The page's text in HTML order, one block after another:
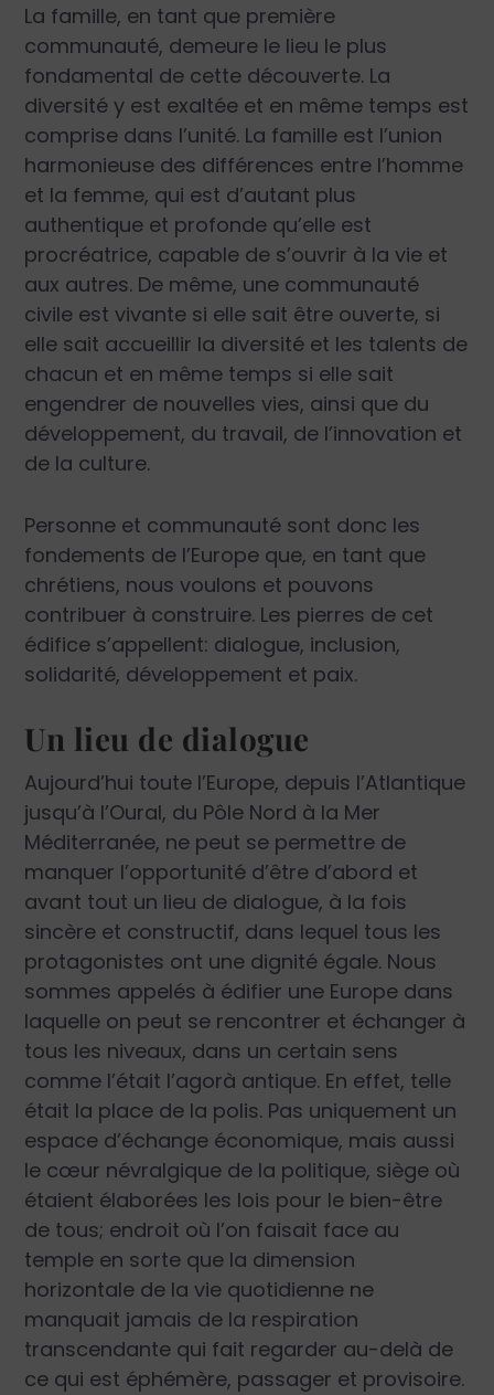
La famille, en tant que première
communauté, demeure le lieu le plus
fondamental de cette découverte. La
diversité y est exaltée et en même temps est
comprise dans l’unité. La famille est l’union
harmonieuse des différences entre l’homme
et la femme, qui est d’autant plus
authentique et profonde qu’elle est
procréatrice, capable de s’ouvrir à la vie et
aux autres. De même, une communauté
civile est vivante si elle sait être ouverte, si
elle sait accueillir la diversité et les talents de
chacun et en même temps si elle sait
engendrer de nouvelles vies, ainsi que du
développement, du travail, de l’innovation et
de la culture.
Personne et communauté sont donc les
fondements de l’Europe que, en tant que
chrétiens, nous voulons et pouvons
contribuer à construire. Les pierres de cet
édifice s’appellent: dialogue, inclusion,
solidarité, développement et paix.
Un lieu de dialogue
Aujourd’hui toute l’Europe, depuis l’Atlantique
jusqu’à l’Oural, du Pôle Nord à la Mer
Méditerranée, ne peut se permettre de
manquer l’opportunité d’être d’abord et
avant tout un lieu de dialogue, à la fois
sincère et constructif, dans lequel tous les
protagonistes ont une dignité égale. Nous
sommes appelés à édifier une Europe dans
laquelle on peut se rencontrer et échanger à
tous les niveaux, dans un certain sens
comme l’était l’agorà antique. En effet, telle
était la place de la polis. Pas uniquement un
espace d’échange économique, mais aussi
le cœur névralgique de la politique, siège où
étaient élaborées les lois pour le bien-être
de tous; endroit où l’on faisait face au
temple en sorte que la dimension
horizontale de la vie quotidienne ne
manquait jamais de la respiration
transcendante qui fait regarder au-delà de
ce qui est éphémère, passager et provisoire.